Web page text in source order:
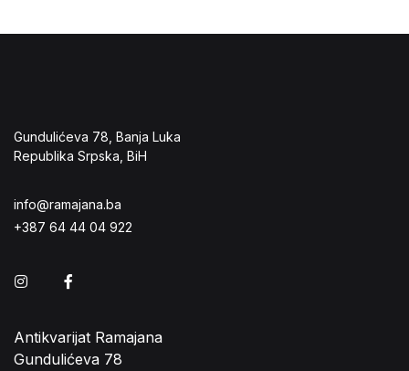
Gundulićeva 78, Banja Luka
Republika Srpska, BiH
info@ramajana.ba
+387 64 44 04 922
Instagram
Antikvarijat Ramajana
Gundulićeva 78